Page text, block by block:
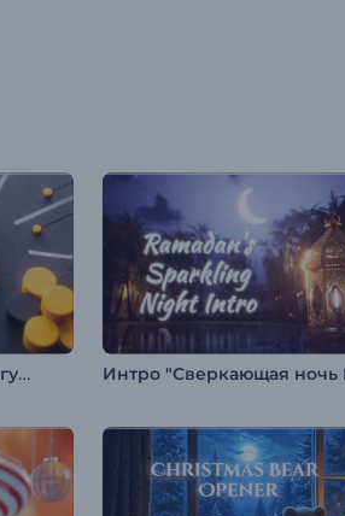
Интро 3D Абстрактные фигуры